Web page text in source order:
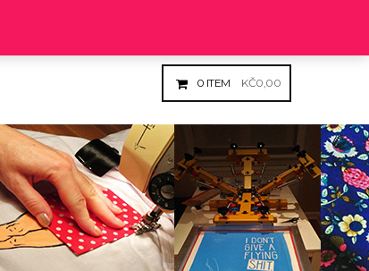
0 ITEM KČ0,00